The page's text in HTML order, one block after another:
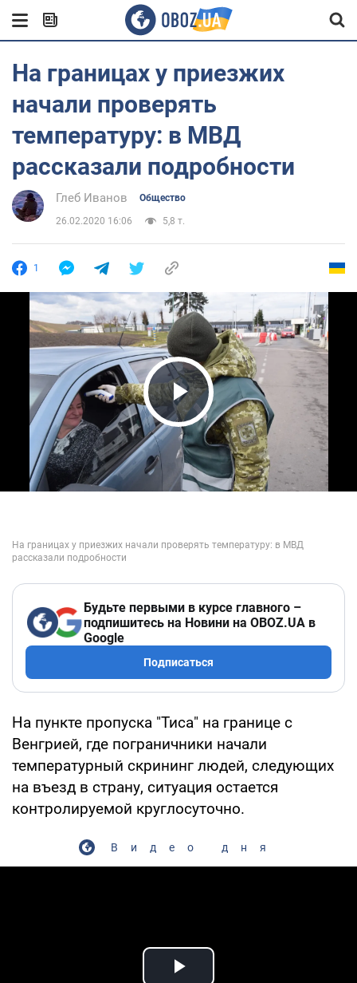
На границах у приезжих
начали проверять
температуру: в МВД
рассказали подробности
Глеб Иванов Общество
26.02.2020 16:06 5,8 т.
1
Play Video
Будьте первыми в курсе главного –
подпишитесь на Новини на OBOZ.UA в
Google
Подписаться
На пункте пропуска "Тиса" на границе с
Венгрией, где пограничники начали
температурный скрининг людей, следующих
на въезд в страну, ситуация остается
контролируемой круглосуточно.
Видео дня